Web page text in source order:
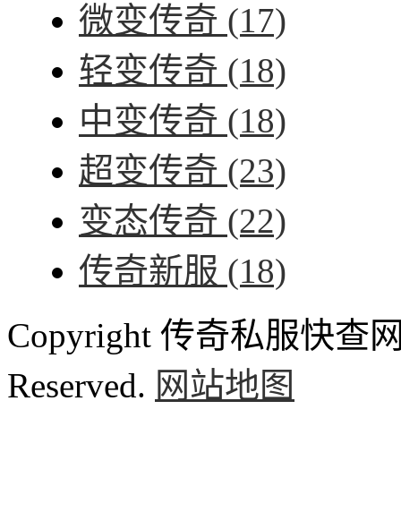
微变传奇 (17)
轻变传奇 (18)
中变传奇 (18)
超变传奇 (23)
变态传奇 (22)
传奇新服 (18)
Copyright 传奇私服快查
Reserved. 网站地图